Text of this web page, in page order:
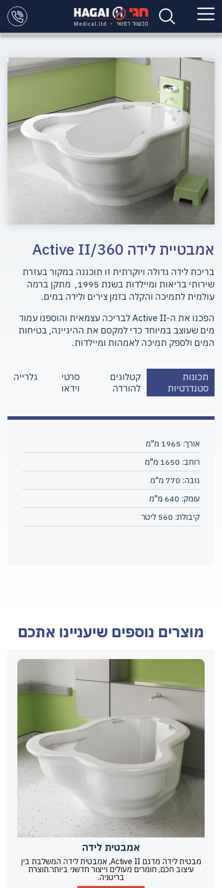
אמבטיית לידה Active II/360
בריכת לידה גדולה ויוקרתית זו תוכננה במקור בעזרת
שירותי בריאות ומיילדות בשנת 1995, מתקן ברמה
עולמית לתמיכה והקלה בזמן צירים ולידה במים.
הפכנו את ה-Active II לבריכה עצמאית והוספנו עמוד
מים שעוצב במיוחד כדי למקסם את ההיגיינה, בטיחות
המים ולספק תמיכה לאמהות ומיילדות.
תכונות
סטנדרטיות
קטלוגים
להורדה
סרטי
וידאו
גלרייה
אורך: 1965 מ"מ
רוחב: 1650 מ"מ
גובה: 770 מ"מ
עומק: 640 מ"מ
קיבולת: 560 ליטר
מוצרים נוספים שיעניינו אתכם
אמבטית לידה
מבטית לידה מדגם Active II, אמבטית לידה המשלבת בין
עיצוב חכם, חומרים מעולים וייצור חדשני ביותר.תוצרת
בריטניה.